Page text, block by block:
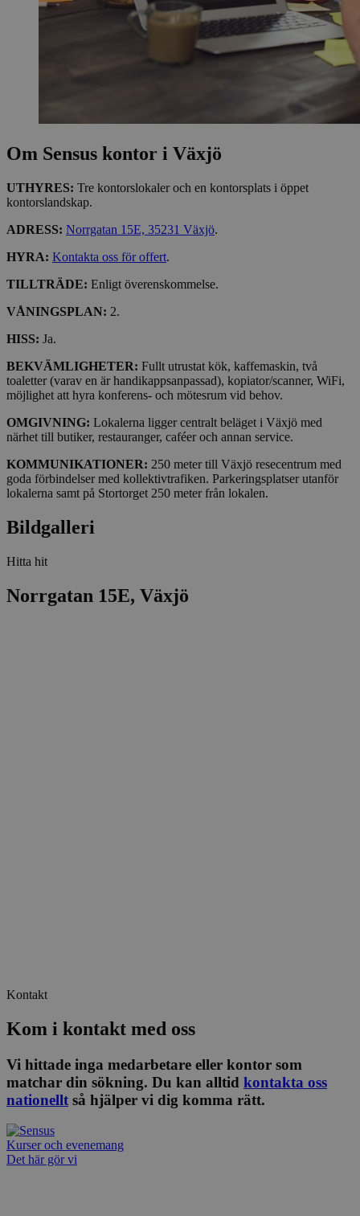
Om Sensus kontor i Växjö
UTHYRES: Tre kontorslokaler och en kontorsplats i öppet
kontorslandskap.
ADRESS: Norrgatan 15E, 35231 Växjö.
HYRA: Kontakta oss för offert.
TILLTRÄDE: Enligt överenskommelse.
VÅNINGSPLAN: 2.
HISS: Ja.
BEKVÄMLIGHETER: Fullt utrustat kök, kaffemaskin, två
toaletter (varav en är handikappsanpassad), kopiator/scanner, WiFi,
möjlighet att hyra konferens- och mötesrum vid behov.
OMGIVNING: Lokalerna ligger centralt beläget i Växjö med
närhet till butiker, restauranger, caféer och annan service.
KOMMUNIKATIONER: 250 meter till Växjö resecentrum med
goda förbindelser med kollektivtrafiken. Parkeringsplatser utanför
lokalerna samt på Stortorget 250 meter från lokalen.
Bildgalleri
Hitta hit
Norrgatan 15E, Växjö
Kontakt
Kom i kontakt med oss
Vi hittade inga medarbetare eller kontor som
matchar din sökning. Du kan alltid kontakta oss
nationellt så hjälper vi dig komma rätt.
Kurser och evenemang
Det här gör vi